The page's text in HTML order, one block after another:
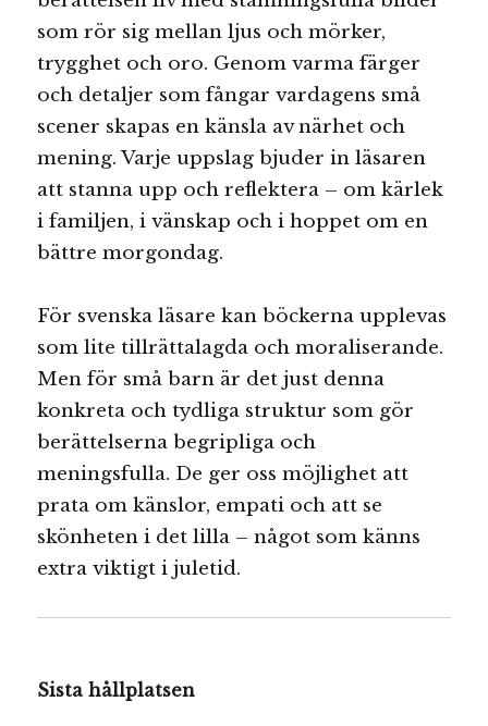
som rör sig mellan ljus och mörker,
trygghet och oro. Genom varma färger
och detaljer som fångar vardagens små
scener skapas en känsla av närhet och
mening. Varje uppslag bjuder in läsaren
att stanna upp och reflektera – om kärlek
i familjen, i vänskap och i hoppet om en
bättre morgondag.
För svenska läsare kan böckerna upplevas
som lite tillrättalagda och moraliserande.
Men för små barn är det just denna
konkreta och tydliga struktur som gör
berättelserna begripliga och
meningsfulla. De ger oss möjlighet att
prata om känslor, empati och att se
skönheten i det lilla – något som känns
extra viktigt i juletid.
Sista hållplatsen